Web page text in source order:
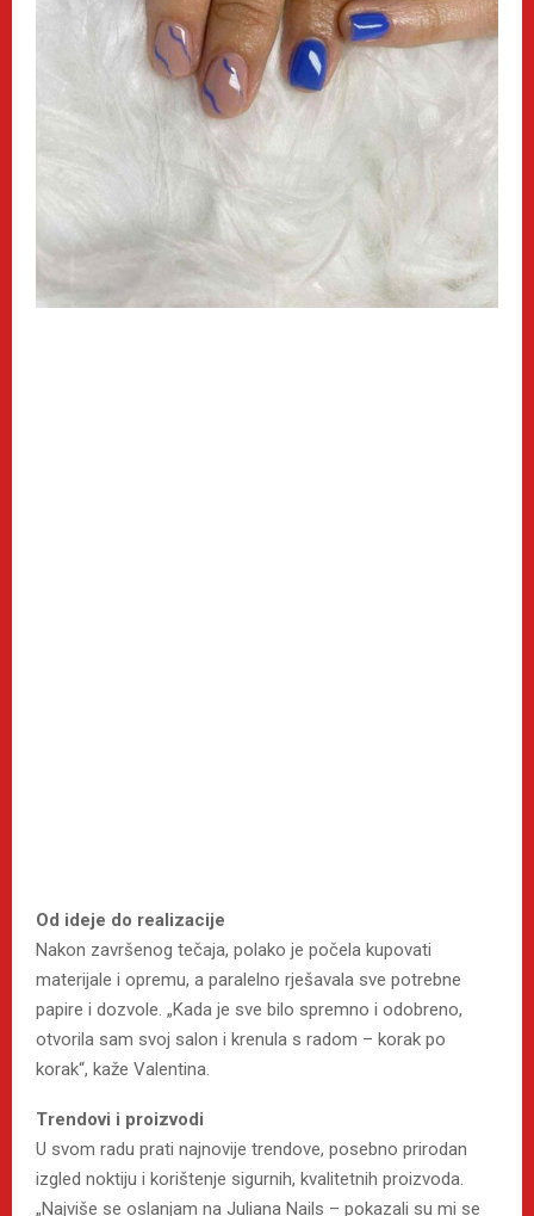
Od ideje do realizacije
Nakon završenog tečaja, polako je počela kupovati
materijale i opremu, a paralelno rješavala sve potrebne
papire i dozvole. „Kada je sve bilo spremno i odobreno,
otvorila sam svoj salon i krenula s radom – korak po
korak“, kaže Valentina.
Trendovi i proizvodi
U svom radu prati najnovije trendove, posebno prirodan
izgled noktiju i korištenje sigurnih, kvalitetnih proizvoda.
„Najviše se oslanjam na Juliana Nails – pokazali su mi se